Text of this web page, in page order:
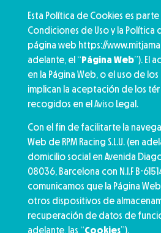
Esta Política de Cookies es
Condiciones de Uso y la Política
página web https://
adelante, el “Página Web”). El
en la Página Web, o el uso de
implican la aceptación de los
recogidos en elAvisoLegal.
Con el fin de facilitarte la
Web de RPM Racing S.L.U. (en
domicilio social en Avenida
08036, Barcelona con N.I.F B-
comunicamos que la Página
otros dispositivos de
recuperación de datos de
adelante, las “Cookies”).